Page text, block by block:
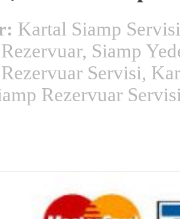
Kartal Siamp
Siamp
Servisi,
Rezervuar